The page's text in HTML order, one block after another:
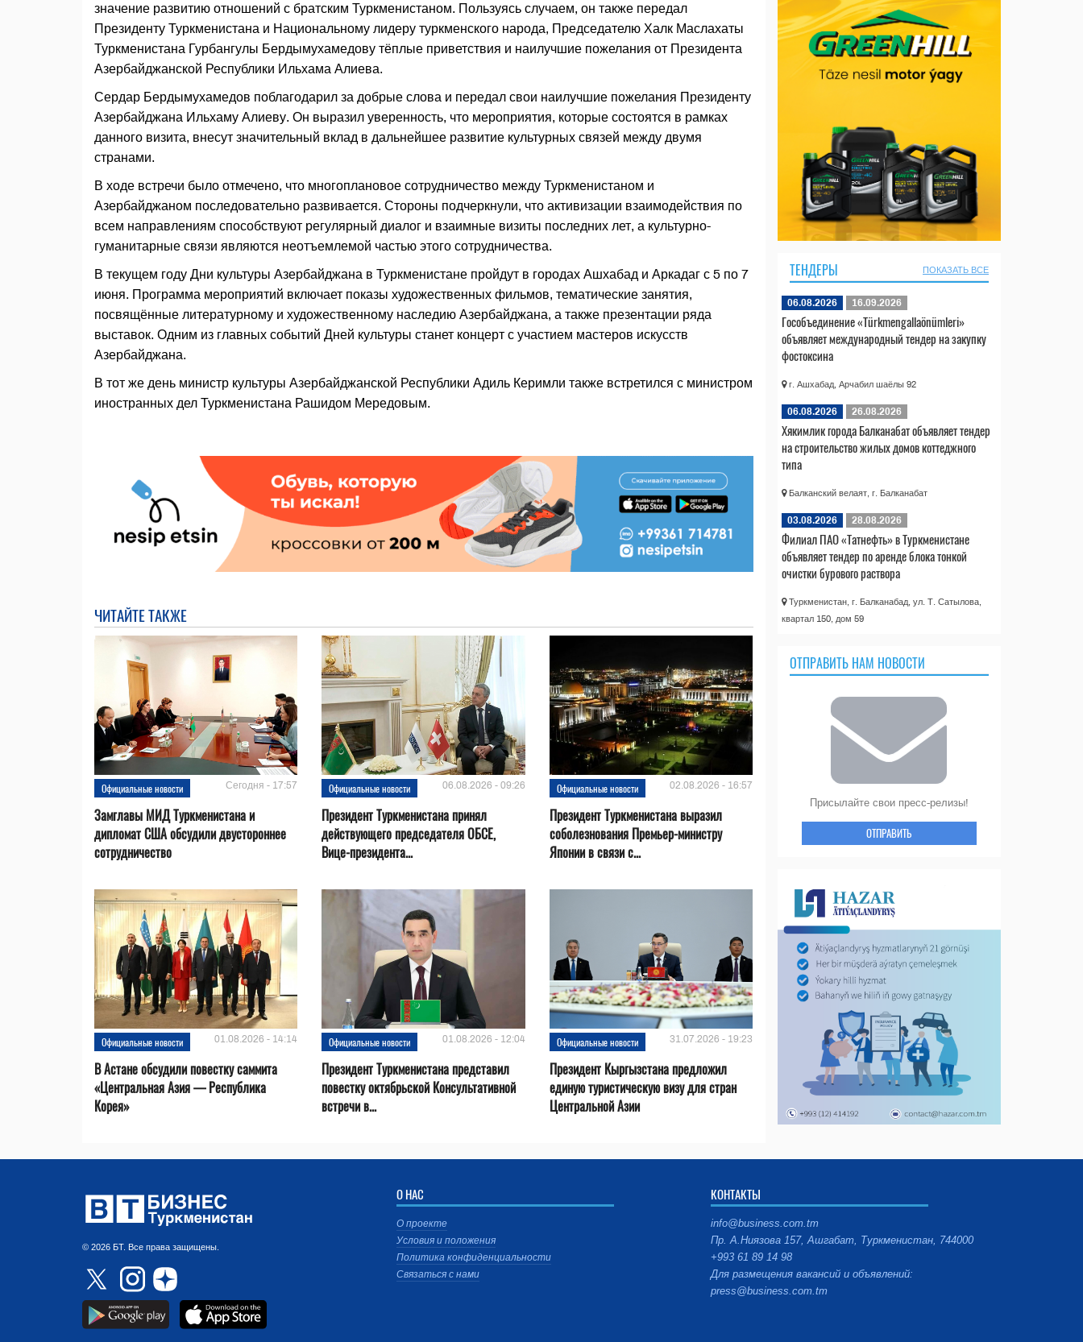
значение развитию отношений с братским Туркменистаном. Пользуясь случаем, он также передал
Президенту Туркменистана и Национальному лидеру туркменского народа, Председателю Халк Маслахаты
Туркменистана Гурбангулы Бердымухамедову тёплые приветствия и наилучшие пожелания от Президента
Азербайджанской Республики Ильхама Алиева.
Сердар Бердымухамедов поблагодарил за добрые слова и передал свои наилучшие пожелания Президенту
Азербайджана Ильхаму Алиеву. Он выразил уверенность, что мероприятия, которые состоятся в рамках
данного визита, внесут значительный вклад в дальнейшее развитие культурных связей между двумя
странами.
В ходе встречи было отмечено, что многоплановое сотрудничество между Туркменистаном и
Азербайджаном последовательно развивается. Стороны подчеркнули, что активизации взаимодействия по
всем направлениям способствуют регулярный диалог и взаимные визиты последних лет, а культурно-
гуманитарные связи являются неотъемлемой частью этого сотрудничества.
В текущем году Дни культуры Азербайджана в Туркменистане пройдут в городах Ашхабад и Аркадаг с 5 по 7
июня. Программа мероприятий включает показы художественных фильмов, тематические занятия,
посвящённые литературному и художественному наследию Азербайджана, а также презентации ряда
выставок. Одним из главных событий Дней культуры станет концерт с участием мастеров искусств
Азербайджана.
В тот же день министр культуры Азербайджанской Республики Адиль Керимли также встретился с министром
иностранных дел Туркменистана Рашидом Мередовым.
ЧИТАЙТЕ ТАКЖЕ
Официальные новости Сегодня - 17:57
Замглавы МИД Туркменистана и
дипломат США обсудили двустороннее
сотрудничество
Официальные новости 06.08.2026 - 09:26
Президент Туркменистана принял
действующего председателя ОБСЕ,
Вице-президента...
Официальные новости 02.08.2026 - 16:57
Президент Туркменистана выразил
соболезнования Премьер-министру
Японии в связи с...
Официальные новости 01.08.2026 - 14:14
В Астане обсудили повестку саммита
«Центральная Азия — Республика
Корея»
Официальные новости 01.08.2026 - 12:04
Президент Туркменистана представил
повестку октябрьской Консультативной
встречи в...
Официальные новости 31.07.2026 - 19:23
Президент Кыргызстана предложил
единую туристическую визу для стран
Центральной Азии
ТЕНДЕРЫ ПОКАЗАТЬ ВСЕ
06.08.2026 16.09.2026
Гособъединение «Türkmengallaönümleri»
объявляет международный тендер на закупку
фостоксина
г. Ашхабад, Арчабил шаёлы 92
06.08.2026 26.08.2026
Хякимлик города Балканабат объявляет тендер
на строительство жилых домов коттеджного
типа
Балканский велаят, г. Балканабат
03.08.2026 28.08.2026
Филиал ПАО «Татнефть» в Туркменистане
объявляет тендер по аренде блока тонкой
очистки бурового раствора
Туркменистан, г. Балканабад, ул. Т. Сатылова,
квартал 150, дом 59
ОТПРАВИТЬ НАМ НОВОСТИ
Присылайте свои пресс-релизы!
ОТПРАВИТЬ
© 2026 БТ. Все права защищены.
О НАС
О проекте
Условия и положения
Политика конфиденциальности
Связаться с нами
КОНТАКТЫ
info@business.com.tm
Пр. А.Ниязова 157, Ашгабат, Туркменистан, 744000
+993 61 89 14 98
Для размещения вакансий и объявлений:
press@business.com.tm